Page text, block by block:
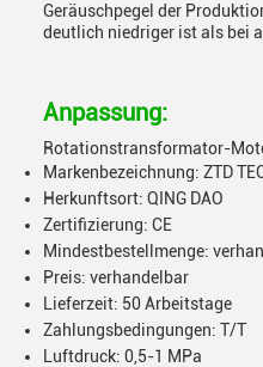
Geräuschpegel der
deutlich niedriger ist als bei
Anpassung:
Rotationstransformator-
Markenbezeichnung: ZTD
Herkunftsort: QING DAO
Zertifizierung: CE
Mindestbestellmenge:
Preis: verhandelbar
Lieferzeit: 50 Arbeitstage
Zahlungsbedingungen: T/T
Luftdruck: 0,5-1 MPa